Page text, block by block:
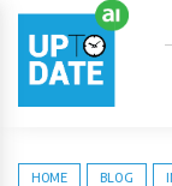
HOME BLOG